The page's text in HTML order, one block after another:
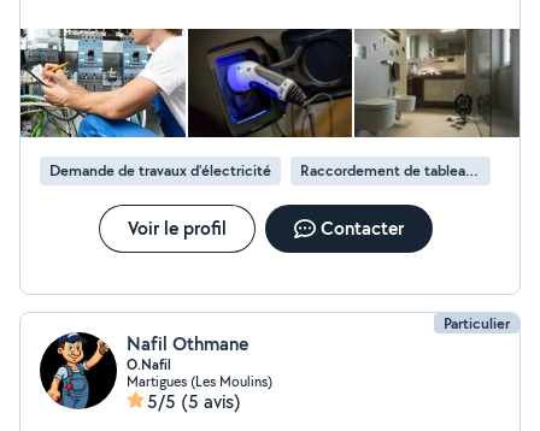
Réalisation de toutes les travaux électriques (neuf et
rénovation). Maintenance et dépannage électrique en
urgence. Plomberie : Services complets en plomberie, y
compris l'installation, la réparation et l'entretien des
équipements sanitaires. Dépannage rapide de fuites,
bouchons et autres problèmes de plomberie.
Installation de systèmes de plomberie éco-
responsables pour un meilleur respect de
l'environnement.
Demande de travaux d’électricité Raccordement de tableau électrique
Voir le profil Contacter
Particulier
Nafil Othmane
O.Nafil
Martigues (Les Moulins)
5/5 (5 avis)